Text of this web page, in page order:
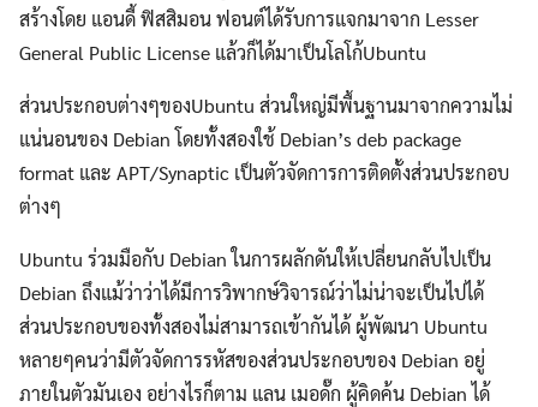
สร้างโดย แอนดี้ ฟิสสิมอน ฟอนต์ได้รับการแจกมาจาก Lesser
General Public License แล้วก็ได้มาเป็นโลโก้Ubuntu
ส่วนประกอบต่างๆของUbuntu ส่วนใหญ่มีพื้นฐานมาจากความไม่
แน่นอนของ Debian โดยทั้งสองใช้ Debian’s deb package
format และ APT/Synaptic เป็นตัวจัดการการติดตั้งส่วนประกอบ
ต่างๆ
Ubuntu ร่วมมือกับ Debian ในการผลักดันให้เปลี่ยนกลับไปเป็น
Debian ถึงแม้ว่าว่าได้มีการวิพากษ์วิจารณ์ว่าไม่น่าจะเป็นไปได้
ส่วนประกอบของทั้งสองไม่สามารถเข้ากันได้ ผู้พัฒนา Ubuntu
หลายๆคนว่ามีตัวจัดการรหัสของส่วนประกอบของ Debian อยู่
ภายในตัวมันเอง อย่างไรก็ตาม แลน เมอดั๊ก ผู้คิดค้น Debian ได้